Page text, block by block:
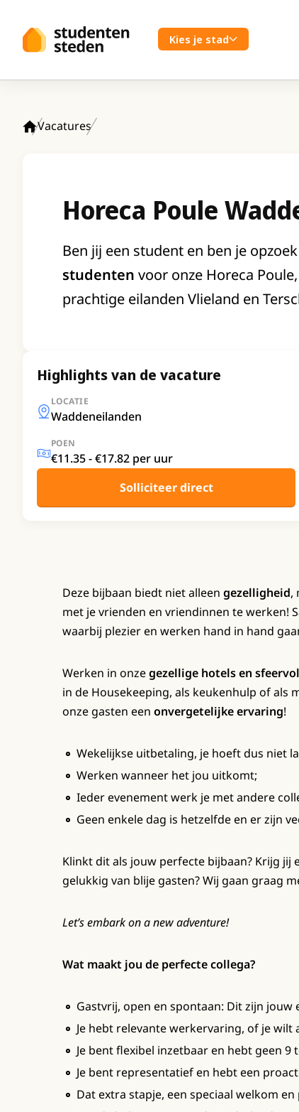
Kies je stad
Vacatures
Horeca Poule
Ben jij een student en ben je
studenten voor onze Horeca
prachtige eilanden Vlieland en
Highlights van de vacature
LOCATIE
Waddeneilanden
POEN
€11.35 - €17.82 per uur
Solliciteer direct
Deze bijbaan biedt niet alleen gezelligheid,
met je vrienden en vriendinnen te werken!
waarbij plezier en werken hand in hand
Werken in onzegezellige hotels en
in de Housekeeping, als keukenhulp of als
onze gasten een onvergetelijke ervaring!
Wekelijkse uitbetaling, je hoeft dus niet
Werken wanneer het jou uitkomt;
Ieder evenement werk je met andere
Geen enkele dag is hetzelfde en er zijn
Klinkt dit als jouw perfecte bijbaan? Krijg
gelukkig van blije gasten? Wij gaan graag
Let’s embark on a new adventure!
Wat maakt jou de perfecte collega?
Gastvrij, open en spontaan: Dit zijn jouw
Je hebt relevante werkervaring, of je wilt
Je bent flexibel inzetbaar en hebt geen 9
Je bent representatief en hebt een
Dat extra stapje, een speciaal welkom